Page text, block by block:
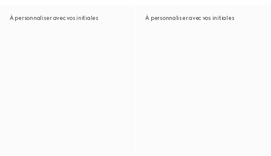
À personnaliser avec vos initiales À personnaliser avec vos initiales